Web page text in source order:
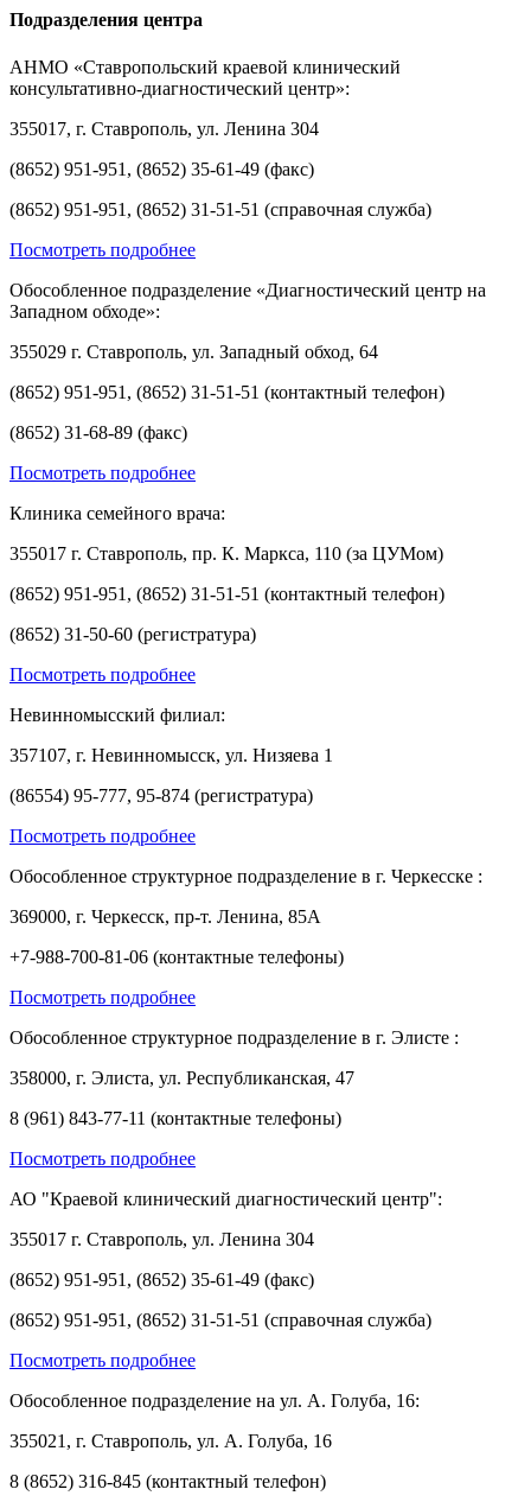
Подразделения центра
АНМО «Ставропольский краевой клинический
консультативно-диагностический центр»:
355017, г. Ставрополь, ул. Ленина 304
(8652) 951-951, (8652) 35-61-49 (факс)
(8652) 951-951, (8652) 31-51-51 (справочная служба)
Посмотреть подробнее
Обособленное подразделение «Диагностический центр на
Западном обходе»:
355029 г. Ставрополь, ул. Западный обход, 64
(8652) 951-951, (8652) 31-51-51 (контактный телефон)
(8652) 31-68-89 (факс)
Посмотреть подробнее
Клиника семейного врача:
355017 г. Ставрополь, пр. К. Маркса, 110 (за ЦУМом)
(8652) 951-951, (8652) 31-51-51 (контактный телефон)
(8652) 31-50-60 (регистратура)
Посмотреть подробнее
Невинномысский филиал:
357107, г. Невинномысск, ул. Низяева 1
(86554) 95-777, 95-874 (регистратура)
Посмотреть подробнее
Обособленное структурное подразделение в г. Черкесске :
369000, г. Черкесск, пр-т. Ленина, 85А
+7-988-700-81-06 (контактные телефоны)
Посмотреть подробнее
Обособленное структурное подразделение в г. Элисте :
358000, г. Элиста, ул. Республиканская, 47
8 (961) 843-77-11 (контактные телефоны)
Посмотреть подробнее
АО "Краевой клинический диагностический центр":
355017 г. Ставрополь, ул. Ленина 304
(8652) 951-951, (8652) 35-61-49 (факс)
(8652) 951-951, (8652) 31-51-51 (справочная служба)
Посмотреть подробнее
Обособленное подразделение на ул. А. Голуба, 16:
355021, г. Ставрополь, ул. А. Голуба, 16
8 (8652) 316-845 (контактный телефон)